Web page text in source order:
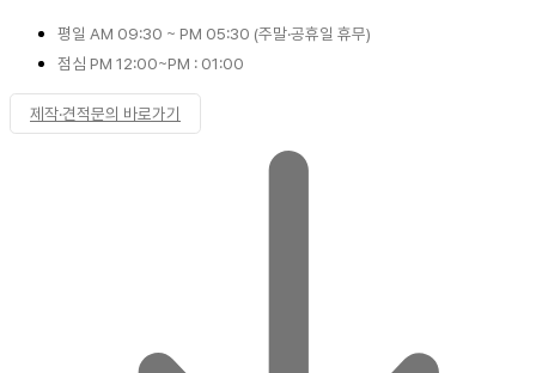
평일 AM 09:30 ~ PM 05:30 (주말·공휴일 휴무)
점심 PM 12:00~PM : 01:00
제작·견적문의 바로가기